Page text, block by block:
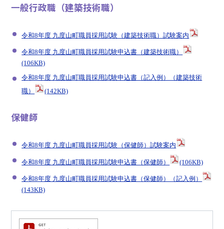
一般行政職（建築技術職）
令和8年度 九度山町職員採用試験（建築技術職）試験案内
令和8年度 九度山町職員採用試験申込書（建築技術職）
(106KB)
令和8年度 九度山町職員採用試験申込書（記入例）（建築技術
職）
(142KB)
保健師
令和8年度 九度山町職員採用試験（保健師）試験案内
令和8年度 九度山町職員採用試験申込書（保健師） (106KB)
令和8年度 九度山町職員採用試験申込書（保健師）（記入例）
(143KB)